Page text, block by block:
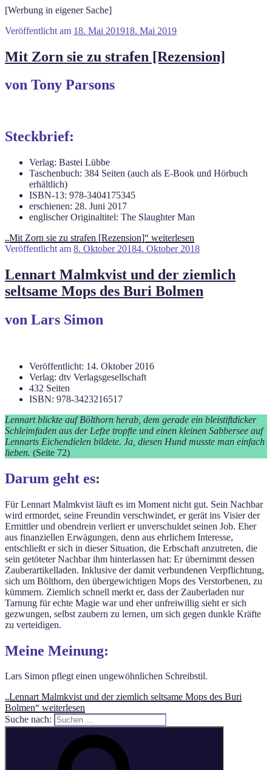
[Werbung in eigener Sache]
Veröffentlicht am 18. Mai 201918. Mai 2019
Mit Zorn sie zu strafen [Rezension]
von Tony Parsons
Steckbrief:
Verlag: Bastei Lübbe
Taschenbuch: 384 Seiten (auch als E-Book und Hörbuch
erhältlich)
ISBN-13: 978-3404175345
erschienen: 28. Juni 2017
englischer Originaltitel: The Slaughter Man
„Mit Zorn sie zu strafen [Rezension]“ weiterlesen
Veröffentlicht am 8. Oktober 20184. Oktober 2018
Lennart Malmkvist und der ziemlich
seltsame Mops des Buri Bolmen
von Lars Simon
Veröffentlicht: 14. Oktober 2016
Verlag: dtv Verlagsgesellschaft
432 Seiten
ISBN: 978-3423216517
Lennart blickte auf Bölthorn herab, dem gerade ein bleistiftdicker
Schleimfaden aus der Lefze tropfte und einen kleinen Sabbersee auf
Lennarts Eichendielen bildete. Ja, diesen Hund musste man einfach
lieben. (Seite 72)
Darum geht es:
Für Lennart Malmkvist läuft es im Moment nicht gut. Sein Nachbar
wird ermordet, seine Freundin verschwindet, er gerät ins Visier der
Ermittler und obendrein verliert er unverschuldet seinen Job. Eher
aus finanziellen Erwägungen, denn aus ehrlichem Interesse,
entschließt er sich in dieser Situation, die Erbschaft anzutreten, die
sein getöteter Nachbar ihm hinterlassen hat: Er übernimmt dessen
Zauberartikelladen. Inklusive der damit verbundenen Verpflichtung,
sich um Bölthorn, den übergewichtigen Mops des Verstorbenen, zu
kümmern. Ziemlich schnell merkt er, dass der Zauberladen nur
Tarnung für echte Magie war und eher unfreiwillig sieht er sich
gezwungen, selbst zaubern zu lernen, um sich gegen dunkle Kräfte
zu verteidigen.
Meine Meinung:
Lars Simon pflegt einen ungewöhnlichen Schreibstil.
„Lennart Malmkvist und der ziemlich seltsame Mops des Buri
Bolmen“ weiterlesen
Suche nach: